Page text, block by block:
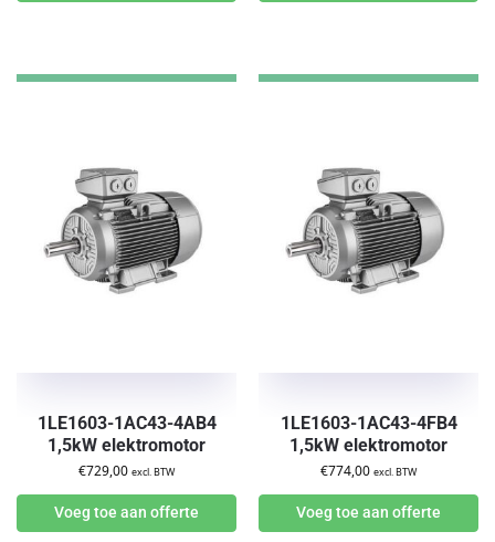
1LE1603-1AC43-4AB4
1,5kW elektromotor
€729,00 excl. BTW
Voeg toe aan offerte
1LE1603-1AC43-4FB4
1,5kW elektromotor
€774,00 excl. BTW
Voeg toe aan offerte